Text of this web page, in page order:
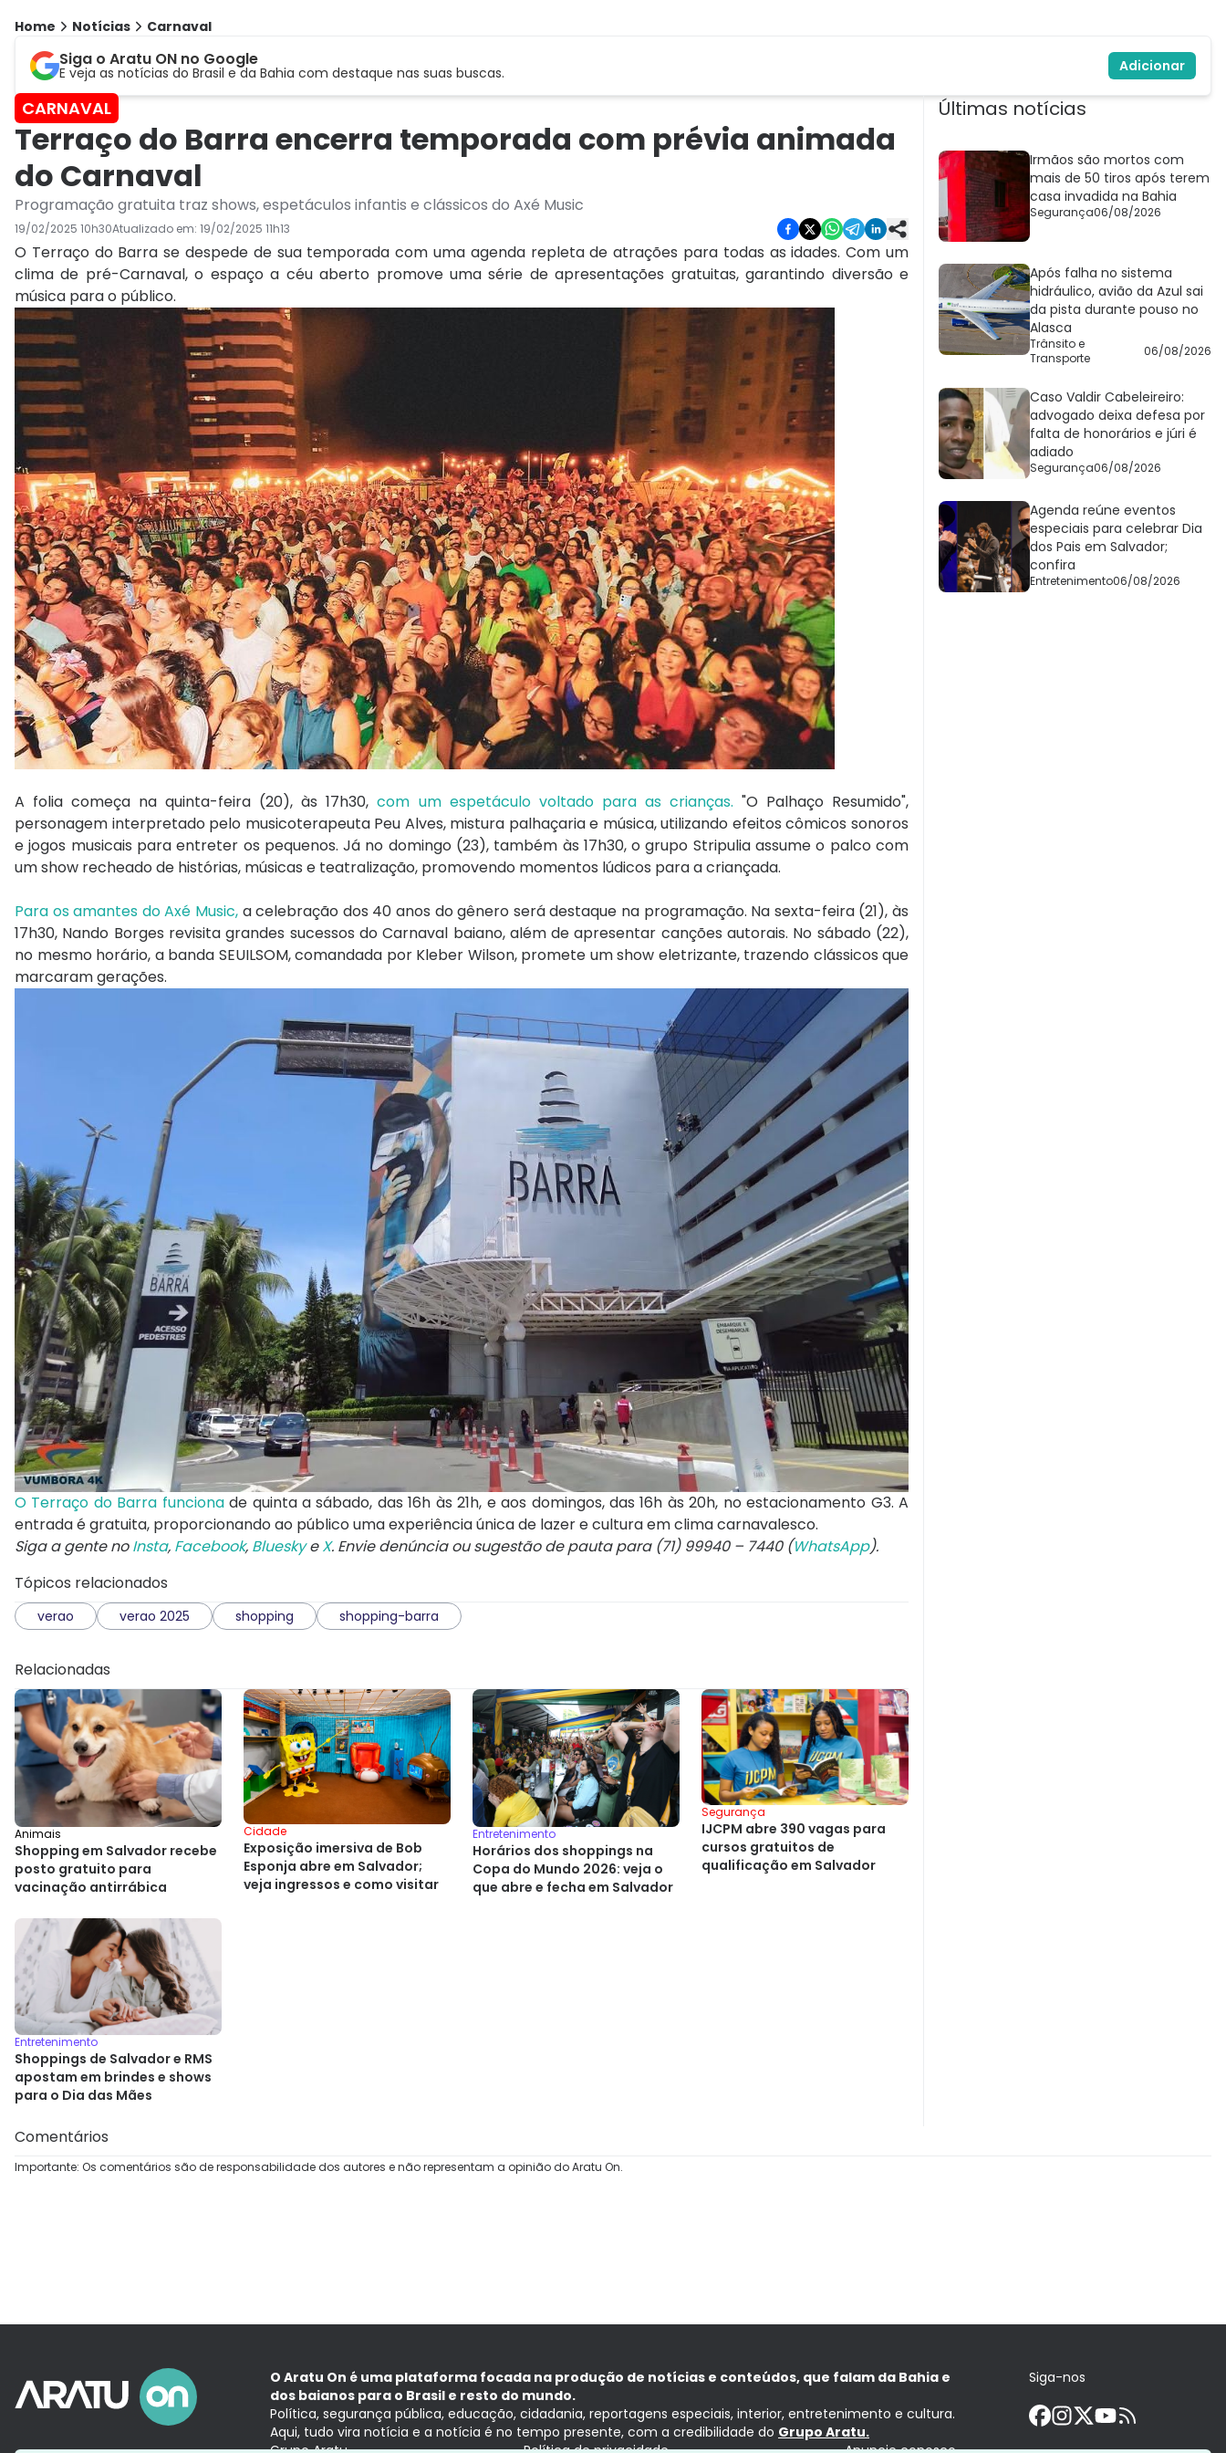
Home Notícias Carnaval
Siga o Aratu ON no Google
E veja as notícias do Brasil e da Bahia com destaque nas suas buscas. Adicionar
CARNAVAL
Terraço do Barra encerra temporada com prévia animada
do Carnaval
Programação gratuita traz shows, espetáculos infantis e clássicos do Axé Music
19/02/2025 10h30Atualizado em: 19/02/2025 11h13
O Terraço do Barra se despede de sua temporada com uma agenda repleta de atrações para todas as idades. Com um
clima de pré-Carnaval, o espaço a céu aberto promove uma série de apresentações gratuitas, garantindo diversão e
música para o público.
A folia começa na quinta-feira (20), às 17h30,com um espetáculo voltado para as crianças. "O Palhaço Resumido",
personagem interpretado pelo musicoterapeuta Peu Alves, mistura palhaçaria e música, utilizando efeitos cômicos sonoros
e jogos musicais para entreter os pequenos. Já no domingo (23), também às 17h30, o grupo Stripulia assume o palco com
um show recheado de histórias, músicas e teatralização, promovendo momentos lúdicos para a criançada.
Para os amantes do Axé Music, a celebração dos 40 anos do gênero será destaque na programação. Na sexta-feira (21), às
17h30, Nando Borges revisita grandes sucessos do Carnaval baiano, além de apresentar canções autorais. No sábado (22),
no mesmo horário, a banda SEUILSOM, comandada por Kleber Wilson, promete um show eletrizante, trazendo clássicos que
marcaram gerações.
O Terraço do Barra funcionade quinta a sábado, das 16h às 21h, e aos domingos, das 16h às 20h, no estacionamento G3. A
entrada é gratuita, proporcionando ao público uma experiência única de lazer e cultura em clima carnavalesco.
Siga a gente noInsta, Facebook, BlueskyeX. Envie denúncia ou sugestão de pauta para (71) 99940 – 7440 (WhatsApp).
Tópicos relacionados
verao verao 2025 shopping shopping-barra
Relacionadas
Animais
Shopping em Salvador recebe
posto gratuito para
vacinação antirrábica
Cidade
Exposição imersiva de Bob
Esponja abre em Salvador;
veja ingressos e como visitar
Entretenimento
Horários dos shoppings na
Copa do Mundo 2026: veja o
que abre e fecha em Salvador
Segurança
IJCPM abre 390 vagas para
cursos gratuitos de
qualificação em Salvador
Entretenimento
Shoppings de Salvador e RMS
apostam em brindes e shows
para o Dia das Mães
Últimas notícias
Irmãos são mortos com
mais de 50 tiros após terem
casa invadida na Bahia
Segurança06/08/2026
Após falha no sistema
hidráulico, avião da Azul sai
da pista durante pouso no
Alasca
Trânsito e
Transporte
06/08/2026
Caso Valdir Cabeleireiro:
advogado deixa defesa por
falta de honorários e júri é
adiado
Segurança06/08/2026
Agenda reúne eventos
especiais para celebrar Dia
dos Pais em Salvador;
confira
Entretenimento06/08/2026
Comentários
Importante: Os comentários são de responsabilidade dos autores e não representam a opinião do Aratu On.
O Aratu On é uma plataforma focada na produção de notícias e conteúdos, que falam da Bahia e
dos baianos para o Brasil e resto do mundo.
Política, segurança pública, educação, cidadania, reportagens especiais, interior, entretenimento e cultura.
Aqui, tudo vira notícia e a notícia é no tempo presente, com a credibilidade do Grupo Aratu.
Siga-nos